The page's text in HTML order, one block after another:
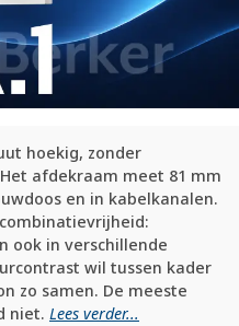
hoekig, zonder
afdekraam meet 81 mm
en in kabelkanalen.
ook in verschillende
wil tussen kader
zo samen. De meeste
niet. Lees verder...